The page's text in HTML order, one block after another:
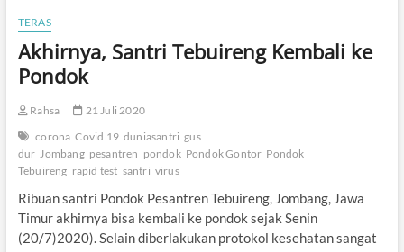
k
,
i
W
a
i
TERAS
Akhirnya, Santri Tebuireng Kembali ke
Pondok
Rahsa
21 Juli 2020
corona Covid 19 duniasantri gus
dur Jombang pesantren pondok Pondok Gontor Pondok
Tebuireng rapid test santri virus
Ribuan santri Pondok Pesantren Tebuireng, Jombang, Jawa
Timur akhirnya bisa kembali ke pondok sejak Senin
(20/7)2020). Selain diberlakukan protokol kesehatan sangat